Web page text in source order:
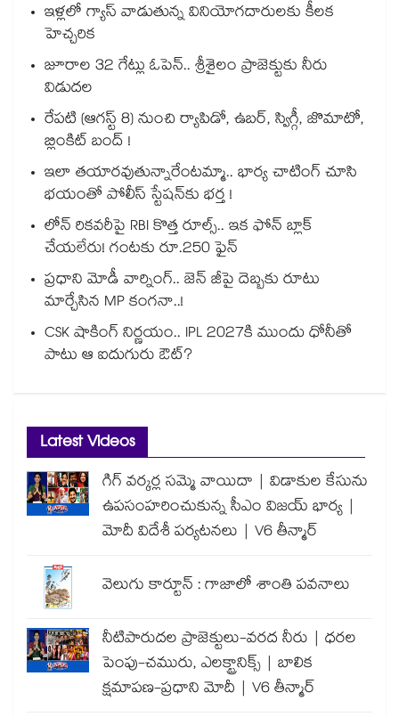
ఇళ్లలో గ్యాస్ వాడుతున్న వినియోగదారులకు కీలక
హెచ్చరిక
జూరాల 32 గేట్లు ఓపెన్.. శ్రీశైలం ప్రాజెక్టుకు నీరు
విడుదల
రేపటి (ఆగస్ట్ 8) నుంచి ర్యాపిడో, ఉబర్, స్విగ్గీ, జొమాటో,
బ్లింకిట్ బంద్ !
ఇలా తయారవుతున్నారేంటమ్మా.. భార్య చాటింగ్ చూసి
భయంతో పోలీస్ స్టేషన్⁫కు భర్త !
లోన్ రికవరీపై RBI కొత్త రూల్స్.. ఇక ఫోన్ బ్లాక్
చేయలేరు! గంటకు రూ.250 ఫైన్
ప్రధాని మోడీ వార్నింగ్.. జెన్ జీపై దెబ్బకు రూటు
మార్చేసిన MP కంగనా..!
CSK షాకింగ్ నిర్ణయం.. IPL 2027కి ముందు ధోనీతో
పాటు ఆ ఐదుగురు ఔట్?
Latest Videos
గిగ్ వర్కర్ల సమ్మె వాయిదా | విడాకుల కేసును
ఉపసంహరించుకున్న సీఎం విజయ్ భార్య |
మోదీ విదేశీ పర్యటనలు | V6 తీన్మార్
వెలుగు కార్టూన్ : గాజాలో శాంతి పవనాలు
నీటిపారుదల ప్రాజెక్టులు-వరద నీరు | ధరల
పెంపు-చమురు, ఎలక్ట్రానిక్స్ | బాలిక
క్షమాపణ-ప్రధాని మోదీ | V6 తీన్మార్